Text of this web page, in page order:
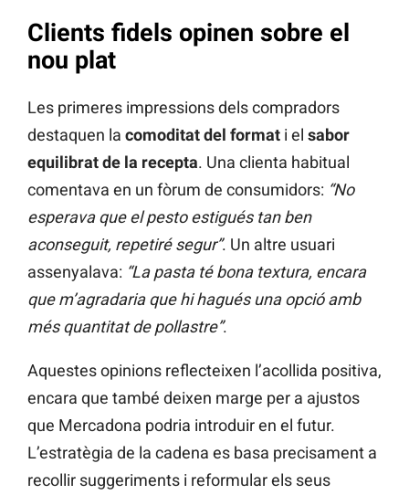
Clients fidels opinen sobre el
nou plat
Les primeres impressions dels compradors
destaquen la comoditat del format i el sabor
equilibrat de la recepta. Una clienta habitual
comentava en un fòrum de consumidors: “No
esperava que el pesto estigués tan ben
aconseguit, repetiré segur”. Un altre usuari
assenyalava: “La pasta té bona textura, encara
que m’agradaria que hi hagués una opció amb
més quantitat de pollastre”.
Aquestes opinions reflecteixen l’acollida positiva,
encara que també deixen marge per a ajustos
que Mercadona podria introduir en el futur.
L’estratègia de la cadena es basa precisament a
recollir suggeriments i reformular els seus